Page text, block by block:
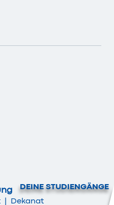
| Dekanat
DEINE STUDIENGÄNGE